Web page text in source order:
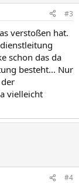
#3
verstoßen hat.
schon das da
besteht... Nur
vielleicht
#4